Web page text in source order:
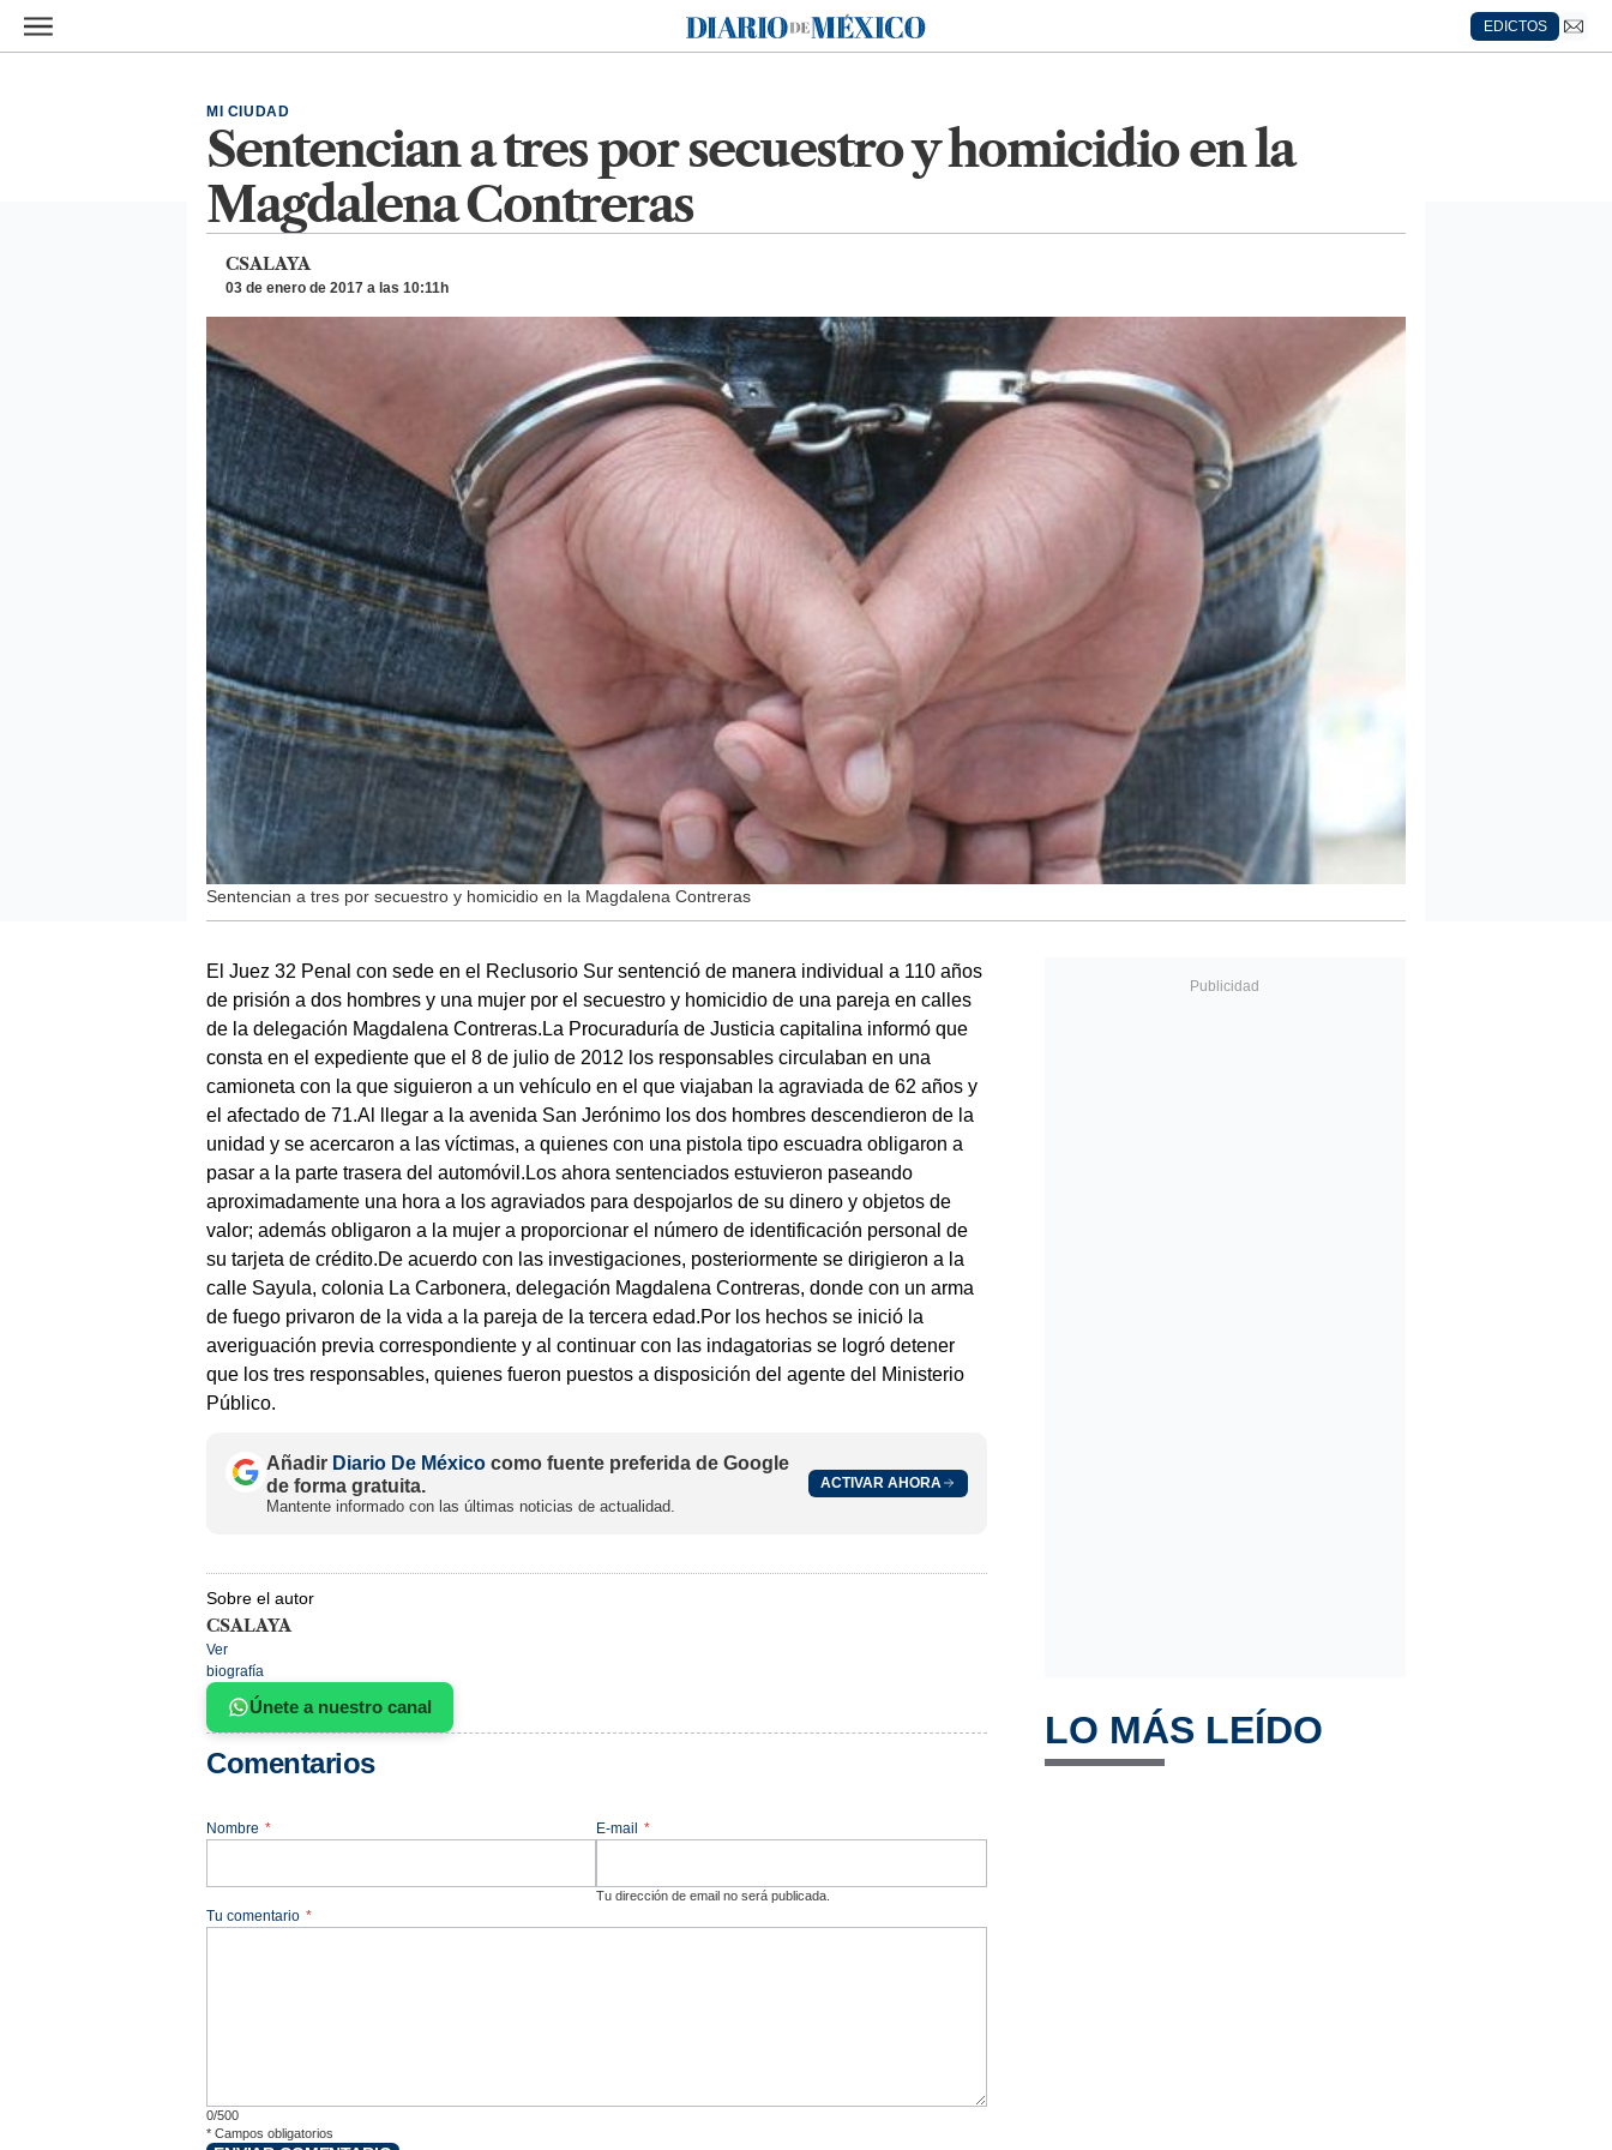
Ir al contenido principal
Diario de México
EDICTOS
Sentencian a tres por secuestro y homicidio en la
Magdalena Contreras
MI CIUDAD
CSALAYA
03 de enero de 2017 a las 10:11h
Sentencian a tres por secuestro y homicidio en la Magdalena Contreras
El Juez 32 Penal con sede en el Reclusorio Sur sentenció de manera individual a 110 años
de prisión a dos hombres y una mujer por el secuestro y homicidio de una pareja en calles
de la delegación Magdalena Contreras.La Procuraduría de Justicia capitalina informó que
consta en el expediente que el 8 de julio de 2012 los responsables circulaban en una
camioneta con la que siguieron a un vehículo en el que viajaban la agraviada de 62 años y
el afectado de 71.Al llegar a la avenida San Jerónimo los dos hombres descendieron de la
unidad y se acercaron a las víctimas, a quienes con una pistola tipo escuadra obligaron a
pasar a la parte trasera del automóvil.Los ahora sentenciados estuvieron paseando
aproximadamente una hora a los agraviados para despojarlos de su dinero y objetos de
valor; además obligaron a la mujer a proporcionar el número de identificación personal de
su tarjeta de crédito.De acuerdo con las investigaciones, posteriormente se dirigieron a la
calle Sayula, colonia La Carbonera, delegación Magdalena Contreras, donde con un arma
de fuego privaron de la vida a la pareja de la tercera edad.Por los hechos se inició la
averiguación previa correspondiente y al continuar con las indagatorias se logró detener
que los tres responsables, quienes fueron puestos a disposición del agente del Ministerio
Público.
Añadir Diario De México como fuente preferida de Google
de forma gratuita.
Mantente informado con las últimas noticias de actualidad.
ACTIVAR AHORA
Sobre el autor
CSALAYA
Ver
biografía
Únete a nuestro canal
Comentarios
Nombre * E-mail *
Tu dirección de email no será publicada.
Tu comentario *
0/500
* Campos obligatorios
LO MÁS LEÍDO